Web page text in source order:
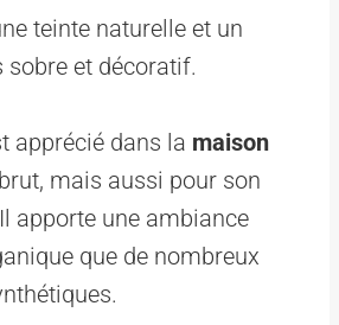
teinte naturelle et un
et décoratif.
apprécié dans la maison
mais aussi pour son
apporte une ambiance
que de nombreux